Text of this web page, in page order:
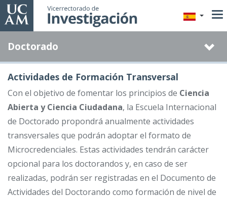
Pasar
al
principal
Doctorado
Actividades de Formación Transversal
Con el objetivo de fomentar los principios de Ciencia
Abierta y Ciencia Ciudadana, la Escuela Internacional
de Doctorado propondrá anualmente actividades
transversales que podrán adoptar el formato de
Microcredenciales. Estas actividades tendrán carácter
opcional para los doctorandos y, en caso de ser
realizadas, podrán ser registradas en el Documento de
Actividades del Doctorando como formación de nivel de